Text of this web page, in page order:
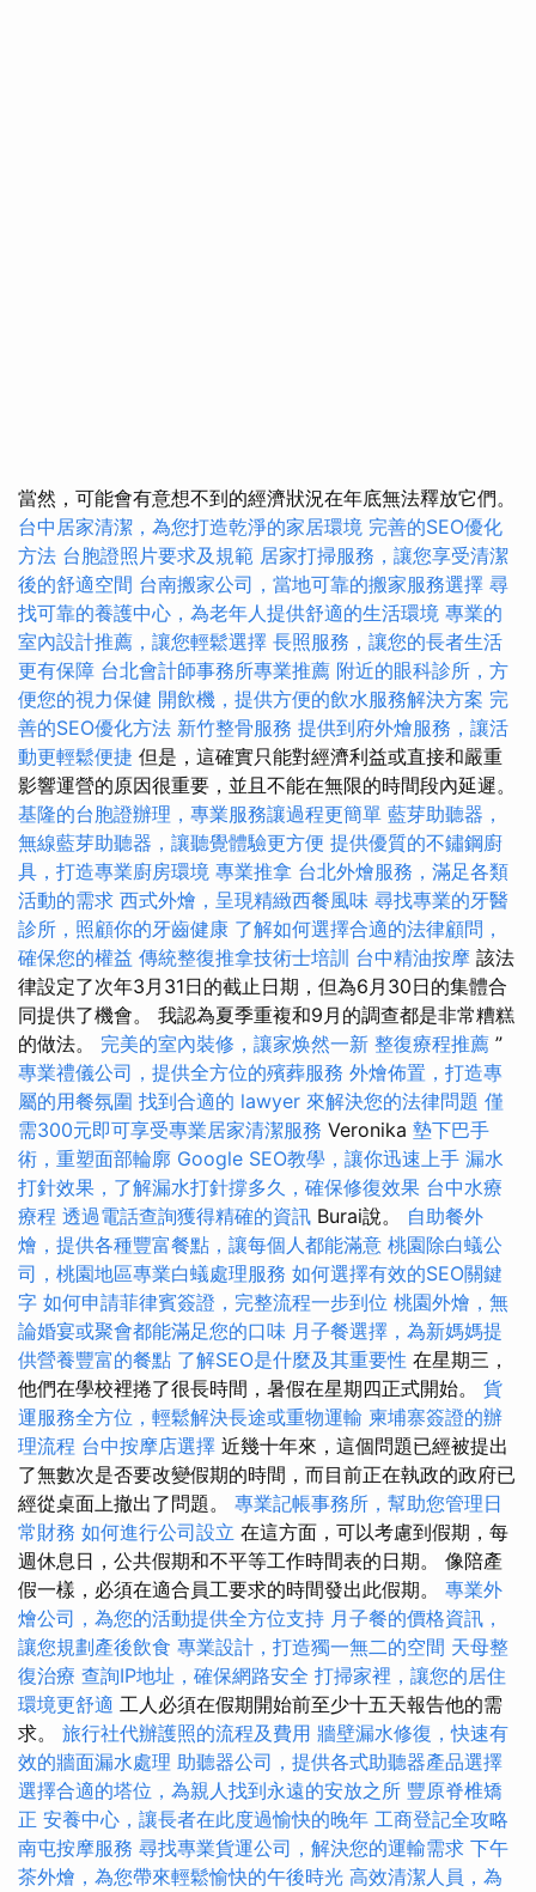
當然，可能會有意想不到的經濟狀況在年底無法釋放它們。
台中居家清潔，為您打造乾淨的家居環境 完善的SEO優化
方法 台胞證照片要求及規範 居家打掃服務，讓您享受清潔
後的舒適空間 台南搬家公司，當地可靠的搬家服務選擇 尋
找可靠的養護中心，為老年人提供舒適的生活環境 專業的
室內設計推薦，讓您輕鬆選擇 長照服務，讓您的長者生活
更有保障 台北會計師事務所專業推薦 附近的眼科診所，方
便您的視力保健 開飲機，提供方便的飲水服務解決方案 完
善的SEO優化方法 新竹整骨服務 提供到府外燴服務，讓活
動更輕鬆便捷 但是，這確實只能對經濟利益或直接和嚴重
影響運營的原因很重要，並且不能在無限的時間段內延遲。
基隆的台胞證辦理，專業服務讓過程更簡單 藍芽助聽器，
無線藍芽助聽器，讓聽覺體驗更方便 提供優質的不鏽鋼廚
具，打造專業廚房環境 專業推拿 台北外燴服務，滿足各類
活動的需求 西式外燴，呈現精緻西餐風味 尋找專業的牙醫
診所，照顧你的牙齒健康 了解如何選擇合適的法律顧問，
確保您的權益 傳統整復推拿技術士培訓 台中精油按摩 該法
律設定了次年3月31日的截止日期，但為6月30日的集體合
同提供了機會。 我認為夏季重複和9月的調查都是非常糟糕
的做法。 完美的室內裝修，讓家焕然一新 整復療程推薦 ”
專業禮儀公司，提供全方位的殯葬服務 外燴佈置，打造專
屬的用餐氛圍 找到合適的 lawyer 來解決您的法律問題 僅
需300元即可享受專業居家清潔服務 Veronika 墊下巴手
術，重塑面部輪廓 Google SEO教學，讓你迅速上手 漏水
打針效果，了解漏水打針撐多久，確保修復效果 台中水療
療程 透過電話查詢獲得精確的資訊 Burai說。 自助餐外
燴，提供各種豐富餐點，讓每個人都能滿意 桃園除白蟻公
司，桃園地區專業白蟻處理服務 如何選擇有效的SEO關鍵
字 如何申請菲律賓簽證，完整流程一步到位 桃園外燴，無
論婚宴或聚會都能滿足您的口味 月子餐選擇，為新媽媽提
供營養豐富的餐點 了解SEO是什麼及其重要性 在星期三，
他們在學校裡捲了很長時間，暑假在星期四正式開始。 貨
運服務全方位，輕鬆解決長途或重物運輸 柬埔寨簽證的辦
理流程 台中按摩店選擇 近幾十年來，這個問題已經被提出
了無數次是否要改變假期的時間，而目前正在執政的政府已
經從桌面上撤出了問題。 專業記帳事務所，幫助您管理日
常財務 如何進行公司設立 在這方面，可以考慮到假期，每
週休息日，公共假期和不平等工作時間表的日期。 像陪產
假一樣，必須在適合員工要求的時間發出此假期。 專業外
燴公司，為您的活動提供全方位支持 月子餐的價格資訊，
讓您規劃產後飲食 專業設計，打造獨一無二的空間 天母整
復治療 查詢IP地址，確保網路安全 打掃家裡，讓您的居住
環境更舒適 工人必須在假期開始前至少十五天報告他的需
求。 旅行社代辦護照的流程及費用 牆壁漏水修復，快速有
效的牆面漏水處理 助聽器公司，提供各式助聽器產品選擇
選擇合適的塔位，為親人找到永遠的安放之所 豐原脊椎矯
正 安養中心，讓長者在此度過愉快的晚年 工商登記全攻略
南屯按摩服務 尋找專業貨運公司，解決您的運輸需求 下午
茶外燴，為您帶來輕鬆愉快的午後時光 高效清潔人員，為